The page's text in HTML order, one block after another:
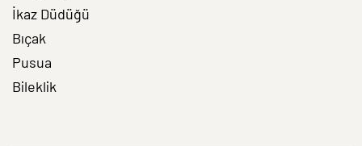
İkaz Düdüğü
Bıçak
Pusua
Bileklik